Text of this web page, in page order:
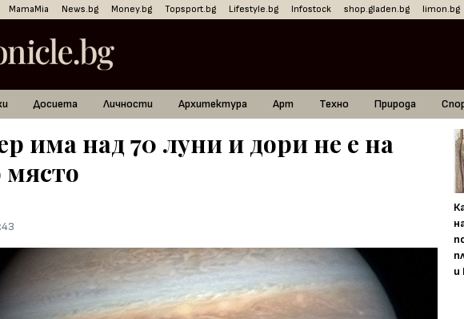
MamaMia News.bg Money.bg Topsport.bg Lifestyle.bg Infostock shop.gladen.bg limon.bg
Досиета Личности Архитектура Арт Техно Природа
има над 70 луни и дори не е на
и